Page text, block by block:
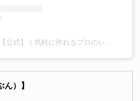
ん）】